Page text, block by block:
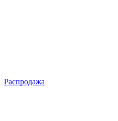
Распродажа